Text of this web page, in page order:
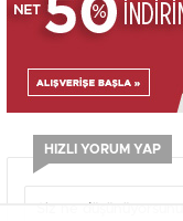
HIZLI YORUM YAP